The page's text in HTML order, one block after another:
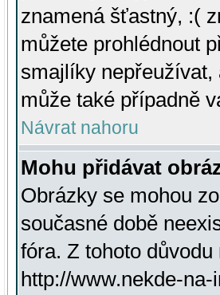
znamená šťastný, :(
můžete prohlédnout
smajlíky
může také případně
Návrat nahoru
Mohu přidávat
Obrázky se mohou
současné době
fóra. Z tohoto
http://www.nekde-